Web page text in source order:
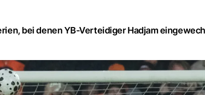
bei denen YB-Verteidiger Hadjam